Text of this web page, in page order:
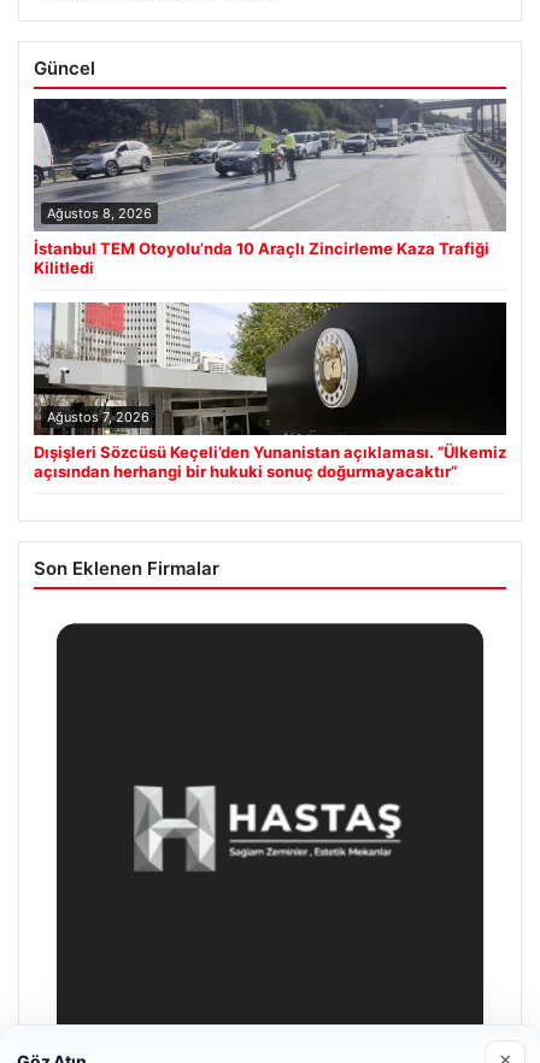
Güncel
Ağustos 8, 2026
İstanbul TEM Otoyolu’nda 10 Araçlı Zincirleme Kaza Trafiği
Kilitledi
Ağustos 7, 2026
Dışişleri Sözcüsü Keçeli’den Yunanistan açıklaması. “Ülkemiz
açısından herhangi bir hukuki sonuç doğurmayacaktır”
Son Eklenen Firmalar